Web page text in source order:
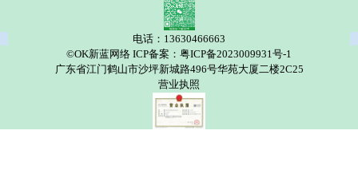
电话：13630466663
©OK新蓝网络 ICP备案：粤ICP备2023009931号-1
广东省江门鹤山市沙坪新城路496号华苑大厦二楼2C25
营业执照